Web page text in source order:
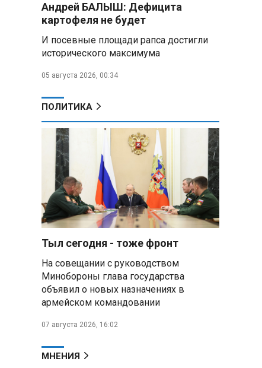
Алесандр Лукашенко назвал
работу сельской торговли
возмутился «просрочкой и
тухлятиной»
Владимир Путин обсудил с
меры по защите инфраструктуры
Минобороны РФ: «Искандер»
уничтожил эшелон с техникой
ВСУ в Днепропетровской
области
Главы правительств ЕАЭС
подписали три соглашения по
e‑торговле, биржевому рынку и
ученым званиям
Александр Лукашенко:
Хотите «собирать сливки» в
городах — отвечайте и за
отдалённые деревни
Минобороны РФ: установлен
Харьковской области
Андрей БАЛЫШ: Дефицита
картофеля не будет
И посевные площади рапса достигли
исторического максимума
05 августа 2026, 00:34
ПОЛИТИКА
Тыл сегодня - тоже фронт
На совещании с руководством
Минобороны глава государства
объявил о новых назначениях в
армейском командовании
07 августа 2026, 16:02
МНЕНИЯ